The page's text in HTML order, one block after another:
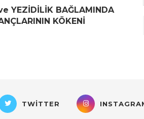
YEZİDİLİK BAĞLAMINDA
KÖKENİ
TWITTER